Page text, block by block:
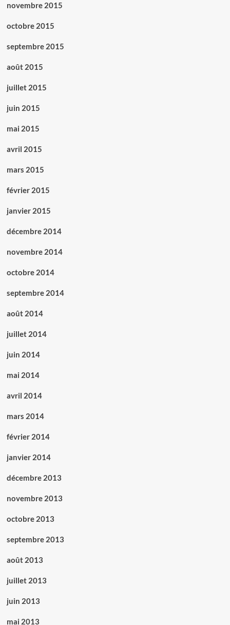
novembre 2015
octobre 2015
septembre 2015
août 2015
juillet 2015
juin 2015
mai 2015
avril 2015
mars 2015
février 2015
janvier 2015
décembre 2014
novembre 2014
octobre 2014
septembre 2014
août 2014
juillet 2014
juin 2014
mai 2014
avril 2014
mars 2014
février 2014
janvier 2014
décembre 2013
novembre 2013
octobre 2013
septembre 2013
août 2013
juillet 2013
juin 2013
mai 2013